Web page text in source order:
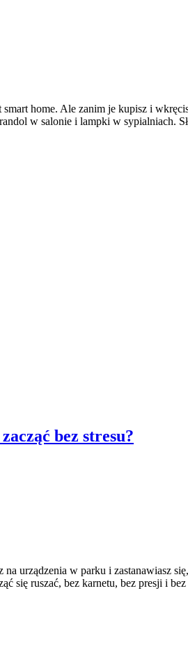
home. Ale zanim je kupisz i
w salonie i lampki w sypialniach.
bez stresu?
urządzenia w parku i zastanawiasz
się ruszać, bez karnetu, bez presji i